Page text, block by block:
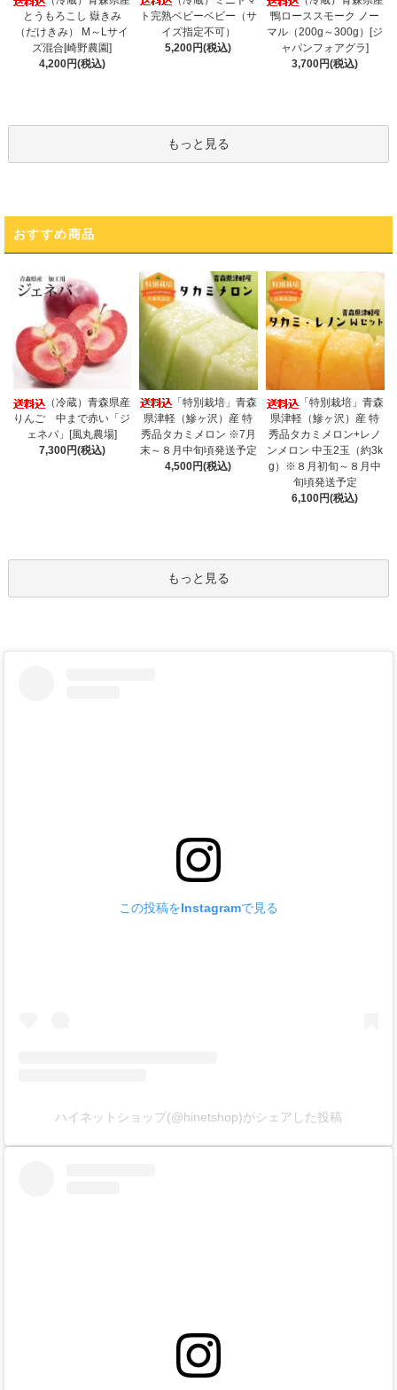
とうもろこし 嶽きみ
（だけきみ） M～Lサイ
ズ混合[崎野農園]
4,200円(税込)
ト完熟ベビーベビー（サ
イズ指定不可）
5,200円(税込)
鴨ローススモーク ノー
マル（200g～300g）[ジ
ャパンフォアグラ]
3,700円(税込)
もっと見る
おすすめ商品
（冷蔵）青森県産
りんご 中まで赤い「ジ
ェネバ」[風丸農場]
7,300円(税込)
「特別栽培」青森
県津軽（鰺ヶ沢）産 特
秀品タカミメロン ※7月
末～８月中旬頃発送予定
4,500円(税込)
「特別栽培」青森
県津軽（鰺ヶ沢）産 特
秀品タカミメロン+レノ
ンメロン 中玉2玉（約3k
g）※８月初旬～８月中
旬頃発送予定
6,100円(税込)
もっと見る
この投稿をInstagramで見る
ハイネットショップ(@hinetshop)がシェアした投稿